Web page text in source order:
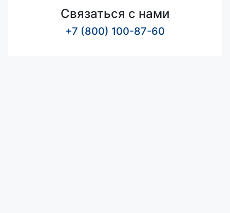
Связаться с нами
+7 (800) 100-87-60